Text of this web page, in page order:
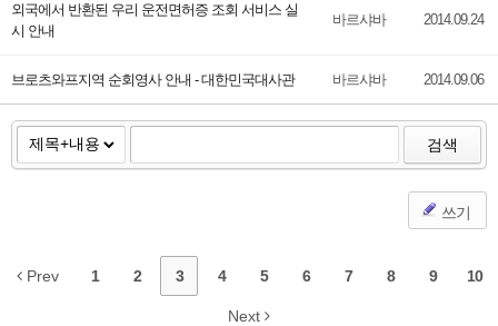
외국에서 반환된 우리 운전면허증 조회 서비스 실
시 안내
바르샤바 2014.09.24
브로츠와프지역 순회영사 안내 - 대한민국대사관 바르샤바 2014.09.06
검색
쓰기
Prev 1 2 3 4 5 6 7 8 9 10
Next